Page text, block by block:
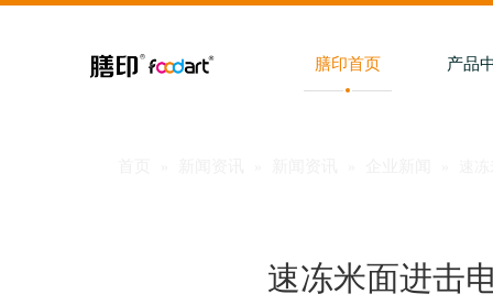
膳印首页 产品
速冻米面进击